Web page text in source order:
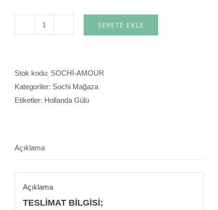
SEPETE EKLE
Stok kodu: SOCHİ-AMOUR
Kategoriler: Sochi Mağaza
Etiketler: Hollanda Gülü
Açıklama
Açıklama
TESLİMAT BİLGİSİ;